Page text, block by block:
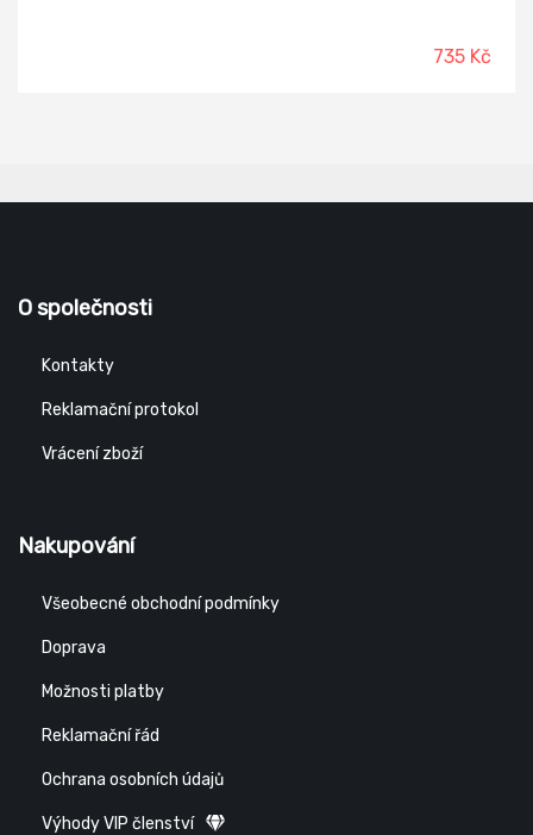
735 Kč
O společnosti
Kontakty
Reklamační protokol
Vrácení zboží
Nakupování
Všeobecné obchodní podmínky
Doprava
Možnosti platby
Reklamační řád
Ochrana osobních údajů
Výhody VIP členství